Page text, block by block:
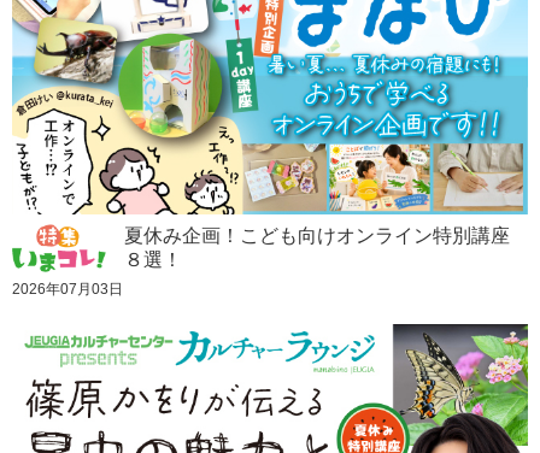
夏休み企画！こども向けオンライン特別講座
８選！
2026年07月03日